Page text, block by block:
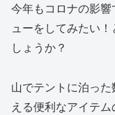
今年もコロナの影
ューをしてみたい
しょうか？
山でテントに泊っ
える便利なアイテ